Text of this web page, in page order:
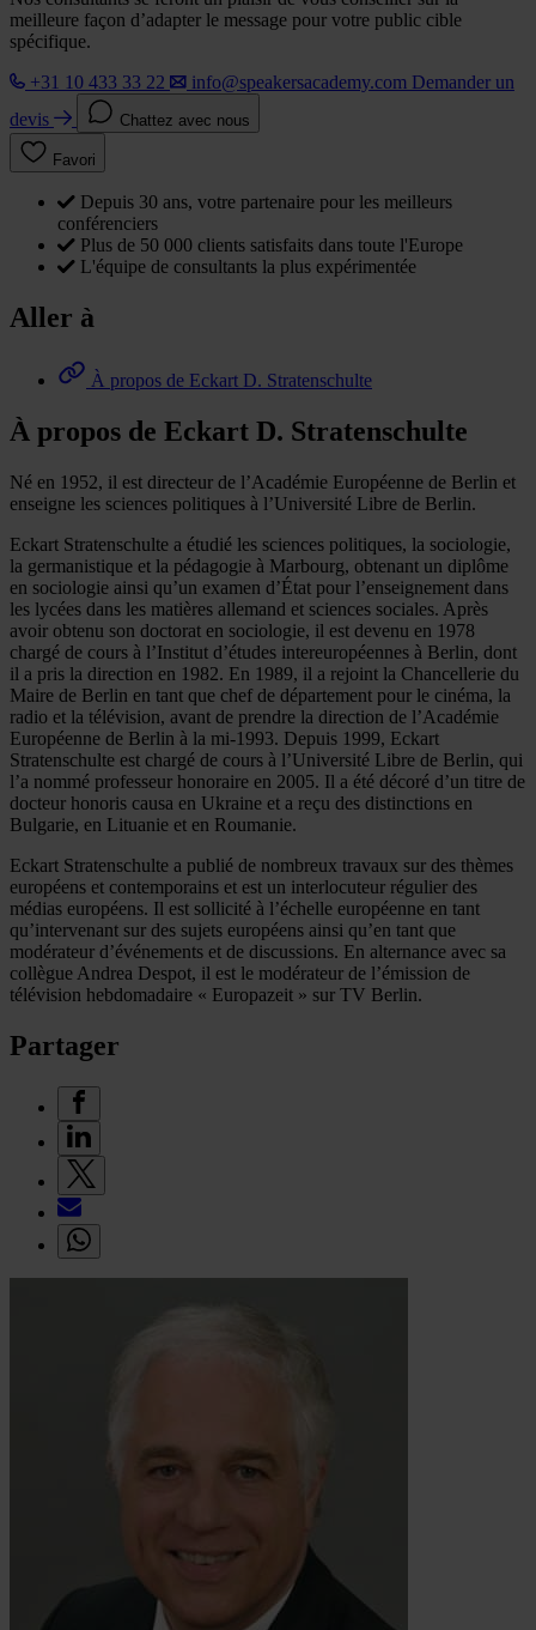
meilleure façon d’adapter le message pour votre public cible
spécifique.
+31 10 433 33 22
info@speakersacademy.com Demander un
devis
Chattez avec nous
Favori
Depuis 30 ans, votre partenaire pour les meilleurs
conférenciers
Plus de 50 000 clients satisfaits dans toute l'Europe
L'équipe de consultants la plus expérimentée
Aller à
À propos de Eckart D. Stratenschulte
À propos de Eckart D. Stratenschulte
Né en 1952, il est directeur de l’Académie Européenne de Berlin et
enseigne les sciences politiques à l’Université Libre de Berlin.
Eckart Stratenschulte a étudié les sciences politiques, la sociologie,
la germanistique et la pédagogie à Marbourg, obtenant un diplôme
en sociologie ainsi qu’un examen d’État pour l’enseignement dans
les lycées dans les matières allemand et sciences sociales. Après
avoir obtenu son doctorat en sociologie, il est devenu en 1978
chargé de cours à l’Institut d’études intereuropéennes à Berlin, dont
il a pris la direction en 1982. En 1989, il a rejoint la Chancellerie du
Maire de Berlin en tant que chef de département pour le cinéma, la
radio et la télévision, avant de prendre la direction de l’Académie
Européenne de Berlin à la mi-1993. Depuis 1999, Eckart
Stratenschulte est chargé de cours à l’Université Libre de Berlin, qui
l’a nommé professeur honoraire en 2005. Il a été décoré d’un titre de
docteur honoris causa en Ukraine et a reçu des distinctions en
Bulgarie, en Lituanie et en Roumanie.
Eckart Stratenschulte a publié de nombreux travaux sur des thèmes
européens et contemporains et est un interlocuteur régulier des
médias européens. Il est sollicité à l’échelle européenne en tant
qu’intervenant sur des sujets européens ainsi qu’en tant que
modérateur d’événements et de discussions. En alternance avec sa
collègue Andrea Despot, il est le modérateur de l’émission de
télévision hebdomadaire « Europazeit » sur TV Berlin.
Partager